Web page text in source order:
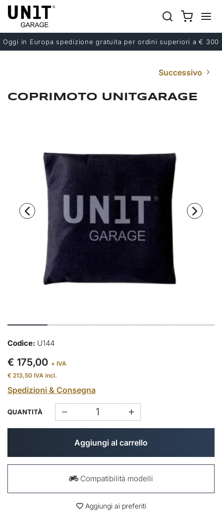
Oggi in Europa spedizione gratuita per ordini superiori a € 300
Successivo
COPRIMOTO UNITGARAGE
Codice: U144
€ 175,00 + IVA
€ 213,50 IVA incl.
Spedizioni & Consegna
QUANTITÀ
Aggiungi al carrello
Compatibilità modelli
Aggiungi ai preferiti